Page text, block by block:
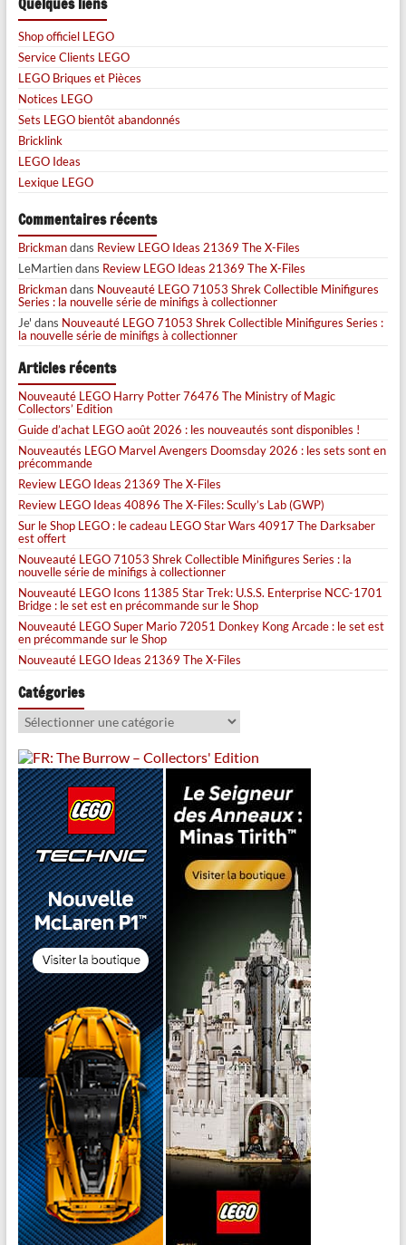
Quelques liens
Shop officiel LEGO
Service Clients LEGO
LEGO Briques et Pièces
Notices LEGO
Sets LEGO bientôt abandonnés
Bricklink
LEGO Ideas
Lexique LEGO
Commentaires récents
Brickmandans Review LEGO Ideas 21369 The X-Files
LeMartiendans Review LEGO Ideas 21369 The X-Files
Brickmandans Nouveauté LEGO 71053 Shrek Collectible Minifigures
Series : la nouvelle série de minifigs à collectionner
Je' dans Nouveauté LEGO 71053 Shrek Collectible Minifigures Series :
la nouvelle série de minifigs à collectionner
Articles récents
Nouveauté LEGO Harry Potter 76476 The Ministry of Magic
Collectors’ Edition
Guide d’achat LEGO août 2026 : les nouveautés sont disponibles !
Nouveautés LEGO Marvel Avengers Doomsday 2026 : les sets sont en
précommande
Review LEGO Ideas 21369 The X-Files
Review LEGO Ideas 40896 The X-Files: Scully’s Lab (GWP)
Sur le Shop LEGO : le cadeau LEGO Star Wars 40917 The Darksaber
est offert
Nouveauté LEGO 71053 Shrek Collectible Minifigures Series : la
nouvelle série de minifigs à collectionner
Nouveauté LEGO Icons 11385 Star Trek: U.S.S. Enterprise NCC-1701
Bridge : le set est en précommande sur le Shop
Nouveauté LEGO Super Mario 72051 Donkey Kong Arcade : le set est
en précommande sur le Shop
Nouveauté LEGO Ideas 21369 The X-Files
Catégories
Catégories